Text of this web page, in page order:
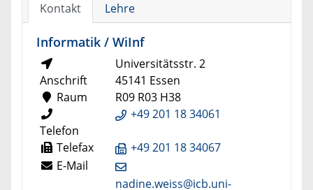
Kontakt Lehre
Informatik / WiInf
Anschrift
Universitätsstr. 2
45141 Essen
Raum
R09 R03 H38
Telefon
+49 201 18 34061
Telefax
+49 201 18 34067
E-Mail
nadine.weiss@icb.uni-